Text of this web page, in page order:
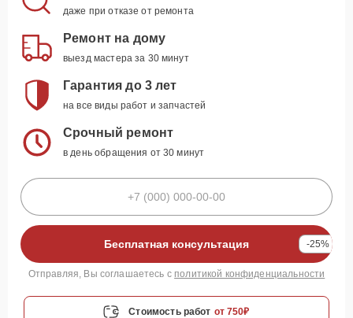
даже при отказе от ремонта
Ремонт на дому
выезд мастера за 30 минут
Гарантия до 3 лет
на все виды работ и запчастей
Срочный ремонт
в день обращения от 30 минут
Бесплатная консультация -25%
Отправляя, Вы соглашаетесь с политикой конфиденциальности
Стоимость работ от 750₽